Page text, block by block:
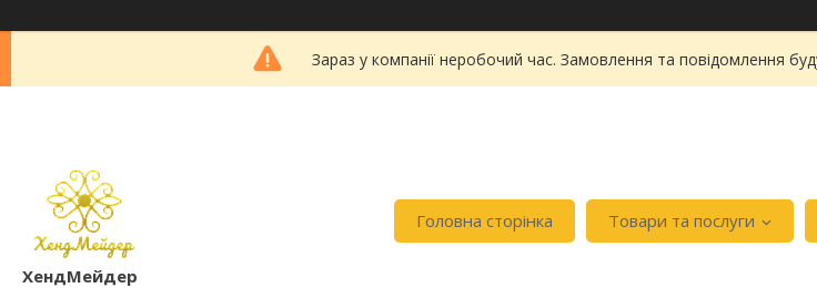
Зараз у компанії неробочий час. Замовлення та повідомлення
ХендМейдер
Головна сторінка Товари та послуги